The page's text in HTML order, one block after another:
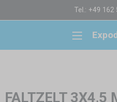
Tel.: +49 162
FALTZELT 3X4,5